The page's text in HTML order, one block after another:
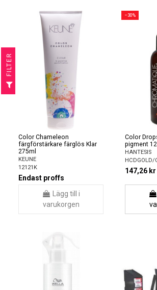
Color Chameleon
färgförstärkare färglös Klar
275ml
KEUNE
12121K
Endast proffs
Lägg till i
varukorgen
−30%
Color
pigment
HANTESIS
HCDGOLD/
147,26 kr
R